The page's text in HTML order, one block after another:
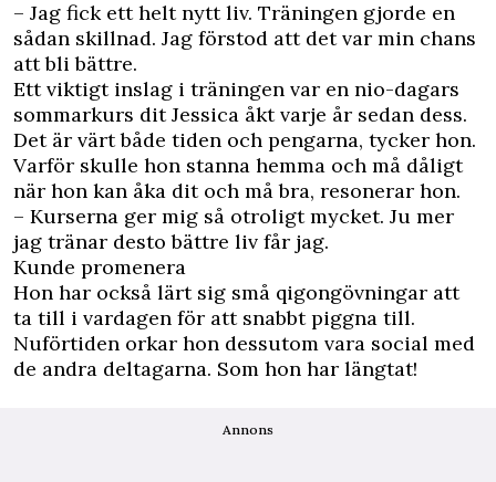
– Jag fick ett helt nytt liv. Träningen gjorde en
sådan skillnad. Jag förstod att det var min chans
att bli bättre.
Ett viktigt inslag i träningen var en nio-dagars
sommarkurs dit Jessica åkt varje år sedan dess.
Det är värt både tiden och pengarna, tycker hon.
Varför skulle hon stanna hemma och må dåligt
när hon kan åka dit och må bra, resonerar hon.
– Kurserna ger mig så otroligt mycket. Ju mer
jag tränar desto bättre liv får jag.
Kunde promenera
Hon har också lärt sig små qigongövningar att
ta till i vardagen för att snabbt piggna till.
Nuförtiden orkar hon dessutom vara social med
de andra deltagarna. Som hon har längtat!
Annons